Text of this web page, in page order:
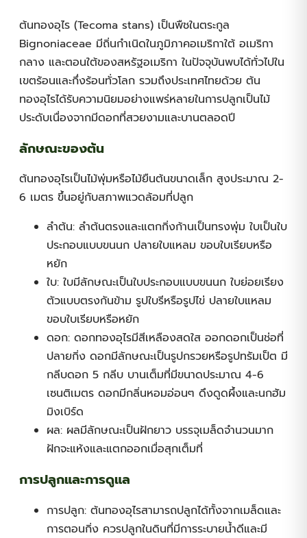
ต้นทองอุไร (Tecoma stans) เป็นพืชในตระกูล
Bignoniaceae มีถิ่นกำเนิดในภูมิภาคอเมริกาใต้ อเมริกา
กลาง และตอนใต้ของสหรัฐอเมริกา ในปัจจุบันพบได้ทั่วไปใน
เขตร้อนและกึ่งร้อนทั่วโลก รวมถึงประเทศไทยด้วย ต้น
ทองอุไรได้รับความนิยมอย่างแพร่หลายในการปลูกเป็นไม้
ประดับเนื่องจากมีดอกที่สวยงามและบานตลอดปี
ลักษณะของต้น
ต้นทองอุไรเป็นไม้พุ่มหรือไม้ยืนต้นขนาดเล็ก สูงประมาณ 2-
6 เมตร ขึ้นอยู่กับสภาพแวดล้อมที่ปลูก
ลำต้น: ลำต้นตรงและแตกกิ่งก้านเป็นทรงพุ่ม ใบเป็นใบ
ประกอบแบบขนนก ปลายใบแหลม ขอบใบเรียบหรือ
หยัก
ใบ: ใบมีลักษณะเป็นใบประกอบแบบขนนก ใบย่อยเรียง
ตัวแบบตรงกันข้าม รูปใบรีหรือรูปไข่ ปลายใบแหลม
ขอบใบเรียบหรือหยัก
ดอก: ดอกทองอุไรมีสีเหลืองสดใส ออกดอกเป็นช่อที่
ปลายกิ่ง ดอกมีลักษณะเป็นรูปกรวยหรือรูปทรัมเป็ต มี
กลีบดอก 5 กลีบ บานเต็มที่มีขนาดประมาณ 4-6
เซนติเมตร ดอกมีกลิ่นหอมอ่อนๆ ดึงดูดผึ้งและนกฮัม
มิงเบิร์ด
ผล: ผลมีลักษณะเป็นฝักยาว บรรจุเมล็ดจำนวนมาก
ฝักจะแห้งและแตกออกเมื่อสุกเต็มที่
การปลูกและการดูแล
การปลูก: ต้นทองอุไรสามารถปลูกได้ทั้งจากเมล็ดและ
การตอนกิ่ง ควรปลูกในดินที่มีการระบายน้ำดีและมี